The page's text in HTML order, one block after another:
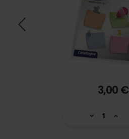
3,00 €